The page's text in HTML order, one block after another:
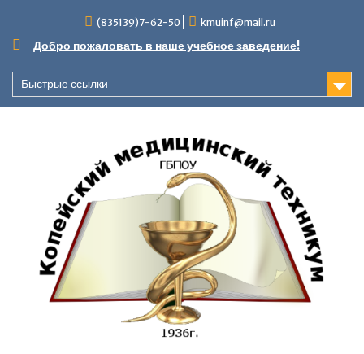
содержимому
(835139)7-62-50 kmuinf@mail.ru
Добро пожаловать в наше учебное заведение!
Быстрые ссылки